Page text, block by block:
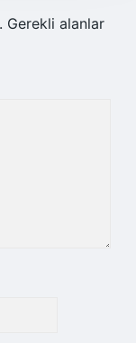
Gerekli alanlar